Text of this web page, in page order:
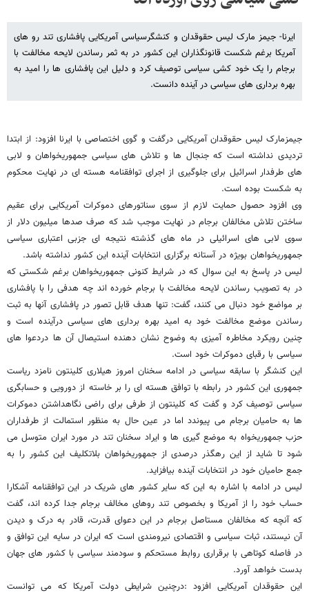
ایرنا- جیمز مارک لیس حقوقدان و کنشگرسیاسی آمریکایی پافشاری تند رو های
آمریکا برغم شکست قانونگذاران این کشور در به ثمر رساندن لایحه مخالفت با
برجام را یک خود کشی سیاسی توصیف کرد و دلیل این پافشاری ها را امید به
بهره برداری های سیاسی در آینده دانست.
جیمزمارک لیس حقوقدان آمریکایی درگفت و گوی اختصاصی با ایرنا افزود: از ابتدا
تردیدی نداشته است که جنجال ها و تلاش های سیاسی جمهوریخواهان و لابی
های طرفدار اسرائیل برای جلوگیری از اجرای توافقنامه هسته ای در نهایت محکوم
به شکست بوده است.
وی افزود حصول حمایت لازم از سوی سناتورهای دموکرات آمریکایی برای عقیم
ساختن تلاش مخالفان برجام در نهایت موجب شد که صرف صدها میلیون دلار از
سوی لابی های اسرائیلی در ماه های گذشته نتیجه ای جزبی اعتباری سیاسی
جمهوریخواهان بویژه در آستانه برگزاری انتخابات آینده این کشور نداشته باشد.
لیس در پاسخ به این سوال که در شرایط کنونی جمهوریخواهان برغم شکستی که
در به تصویب رساندن لایحه مخالفت با برجام خورده اند چه هدفی را با پافشاری
بر مواضع خود دنبال می کنند، گفت: تنها هدف قابل تصور در پافشاری آنها به ثبت
رساندن موضع مخالفت خود به امید بهره برداری های سیاسی درآینده است و
چنین رویکرد مخاطره آمیزی به وضوح نشان دهنده استیصال آن ها دردعوا های
سیاسی با رقبای دموکرات خود است.
این کنشگر با سابقه سیاسی در ادامه سخنان امروز هیلاری کلینتون نامزد ریاست
جمهوری این کشور در رابطه با توافق هسته ای را بر خاسته از دورویی و حسابگری
سیاسی توصیف کرد و گفت که کلینتون از طرفی برای راضی نگاهداشتن دموکرات
ها به حامیان برجام می پیوندد اما در عین حال به منظور استمالت از طرفداران
حزب جمهوریخواه به موضع گیری ها و ایراد سخنان تند در مورد ایران متوسل می
شود تا شاید از این رهگذر درصدی از جمهوریخواهان بلاتکلیف این کشور را به
جمع حامیان خود در انتخابات آینده بیافزاید.
لیس در ادامه با اشاره به این که سایر کشور های شریک در این توافقنامه آشکارا
حساب خود را از آمریکا و بخصوص تند روهای مخالف برجام جدا کرده اند، گفت
که آنچه که مخالفان مستاصل برجام در این دعوای قدرت، قادر به درک و دیدن
آن نیستند، ثبات سیاسی و اقتصادی نیرومندی است که ایران در سایه این توافق و
در فاصله کوتاهی با برقراری روابط مستحکم و سودمند سیاسی با کشور های جهان
بدست خواهد آورد.
این حقوقدان آمریکایی افزود :درچنین شرایطی دولت آمریکا که می توانست